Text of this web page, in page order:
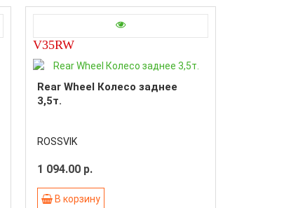
V35RW
Rear Wheel Колесо заднее
3,5т.
ROSSVIK
1 094.00 р.
В корзину